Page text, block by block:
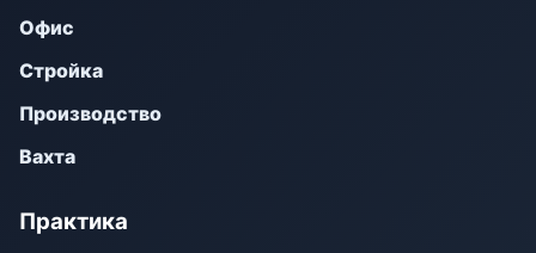
Офис
Стройка
Производство
Вахта
Практика